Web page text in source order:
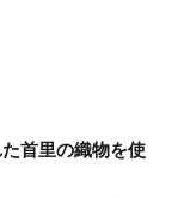
首里の織物を使